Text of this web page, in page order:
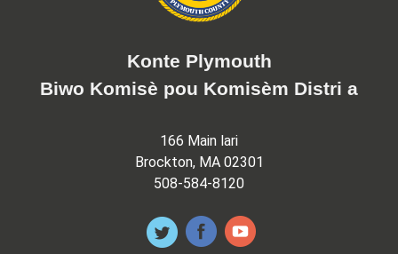
Konte Plymouth
Biwo Komisè pou Komisèm Distri a
166 Main lari
Brockton, MA 02301
508-584-8120